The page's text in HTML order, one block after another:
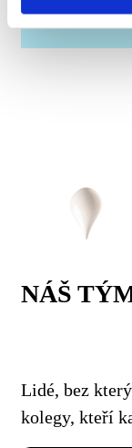
NÁŠ
Lidé, bez
kolegy, kteří